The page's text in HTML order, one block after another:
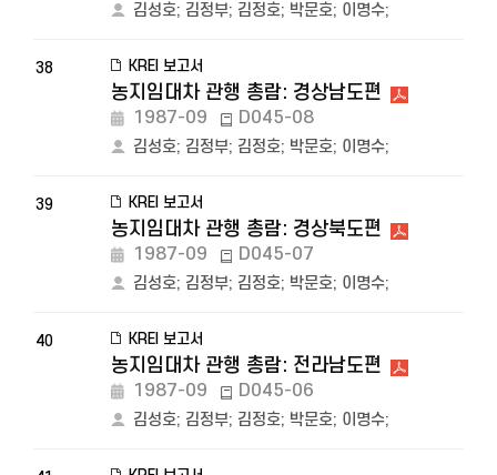
김성호; 김정부; 김정호; 박문호; 이명수;
38 KREI 보고서
농지임대차 관행 총람: 경상남도편
1987-09 D045-08
김성호; 김정부; 김정호; 박문호; 이명수;
39 KREI 보고서
농지임대차 관행 총람: 경상북도편
1987-09 D045-07
김성호; 김정부; 김정호; 박문호; 이명수;
40 KREI 보고서
농지임대차 관행 총람: 전라남도편
1987-09 D045-06
김성호; 김정부; 김정호; 박문호; 이명수;